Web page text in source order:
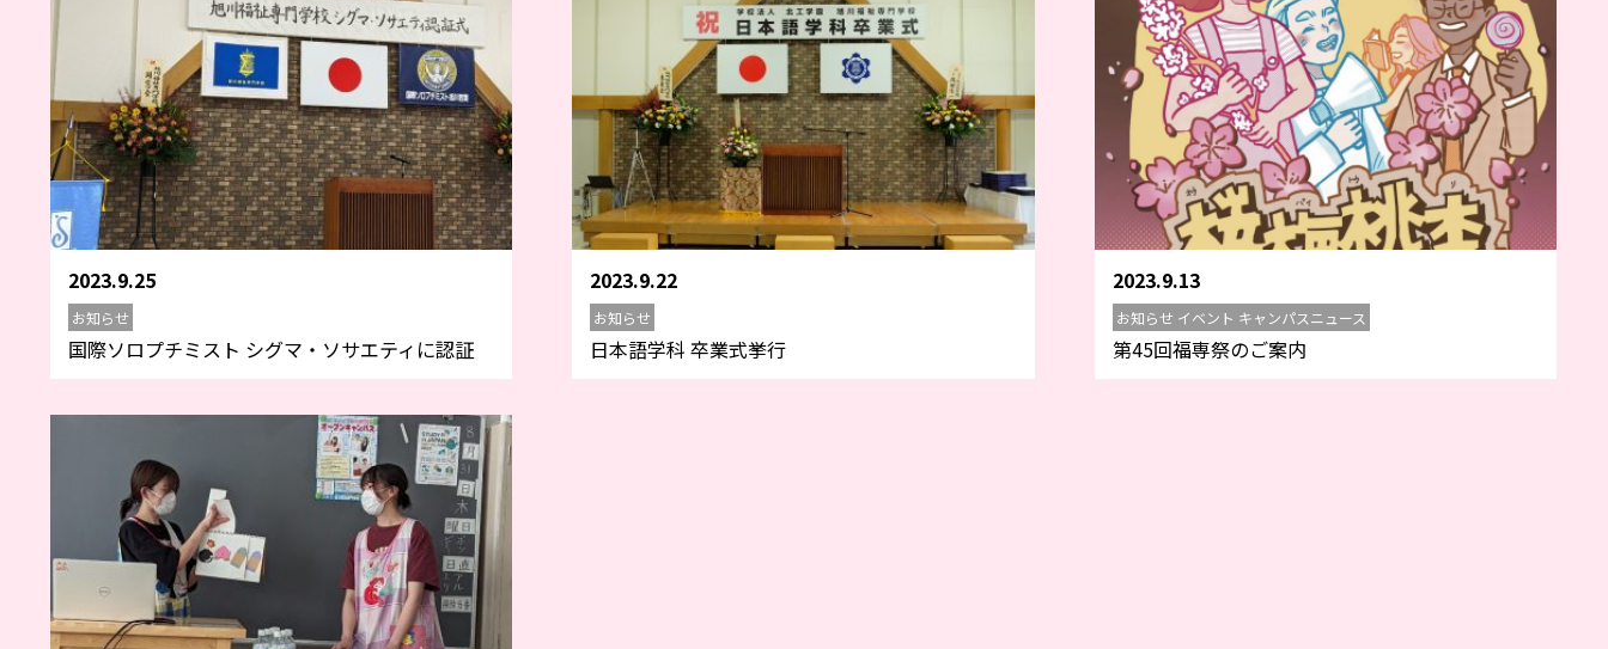
2023.9.25
お知らせ
国際ソロプチミスト シグマ・ソサエティに認証
2023.9.22
お知らせ
日本語学科 卒業式挙行
2023.9.13
お知らせ イベント キャンパスニュース
第45回福専祭のご案内